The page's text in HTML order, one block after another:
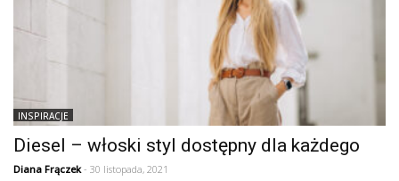
INSPIRACJE
Diesel – włoski styl dostępny dla każdego
Diana Frączek- 30 listopada, 2021